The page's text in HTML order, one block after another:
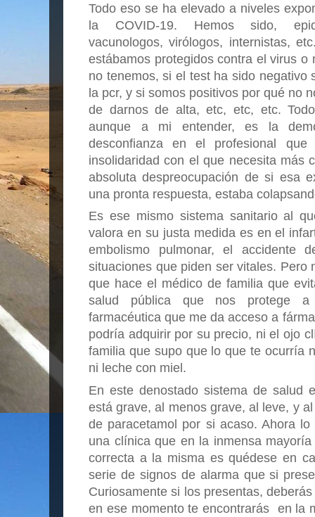
Todo eso se ha elevado a niveles
la COVID-19. Hemos sido,
vacunologos, virólogos, internistas,
estábamos protegidos contra el virus o
no tenemos, si el test ha sido negativo
la pcr, y si somos positivos por qué no
de darnos de alta, etc, etc, etc.
aunque a mi entender, es la
desconfianza en el profesional
insolidaridad con el que necesita más
absoluta despreocupación de si esa
una pronta respuesta, estaba
Es ese mismo sistema sanitario al
valora en su justa medida es en el
embolismo pulmonar, el accidente
situaciones que piden ser vitales. Pero
que hace el médico de familia que
salud pública que nos protege
farmacéutica que me da acceso a
podría adquirir por su precio, ni el ojo
familia que supo que lo que te ocurría
ni leche con miel.
En este denostado sistema de salud
está grave, al menos grave, al leve, y
de paracetamol por si acaso. Ahora
una clínica que en la inmensa
correcta a la misma es quédese en
serie de signos de alarma que si
Curiosamente si los presentas,
en ese momento te encontrarás  en la